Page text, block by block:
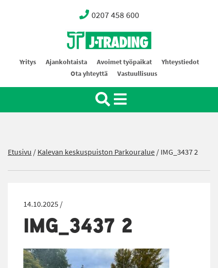
0207 458 600
Oy J-Trading Ab
Yritys Ajankohtaista Avoimet työpaikat
Yhteystiedot
Ota yhteyttä
Vastuullisuus
Etusivu /Kalevan keskuspuiston Parkouralue/IMG_3437 2
14.10.2025 /
IMG_3437 2